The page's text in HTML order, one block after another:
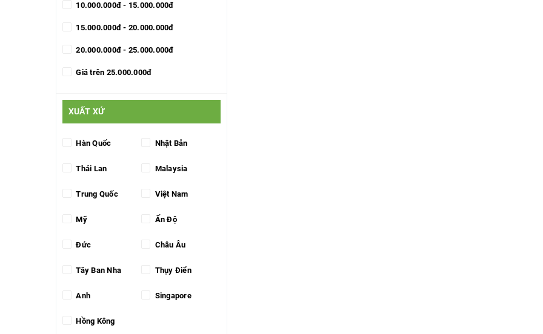
10.000.000đ - 15.000.000đ
15.000.000đ - 20.000.000đ
20.000.000đ - 25.000.000đ
Giá trên 25.000.000đ
XUẤT XỨ
Hàn Quốc Nhật Bản
Thái Lan Malaysia
Trung Quốc Việt Nam
Mỹ Ấn Độ
Đức Châu Âu
Tây Ban Nha Thụy Điển
Anh Singapore
Hồng Kông